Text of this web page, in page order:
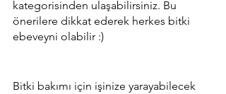
kategorisinden ulaşabilirsiniz. Bu
önerilere dikkat ederek herkes bitki
ebeveyni olabilir :)
Bitki bakımı için işinize yarayabilecek